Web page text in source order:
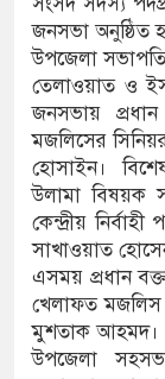
যেন ময়লার ভাগাড়
অব্যাহত : অস্তিত্ব
নিয়ে চলাচল
অনিশ্চয়তায়
মাধ্যমিকেই
রফিকুল
জনসভা অনুষ্ঠিত
উপজেলা
তেলাওয়াত ও
জনসভায়
মজলিসের
হোসাইন।
উলামা বিষয়ক
কেন্দ্রীয়
সাখাওয়াত
এসময় প্রধান
খেলাফত মজলিস
মুশতাক আহমদ।
‎উপজেলা